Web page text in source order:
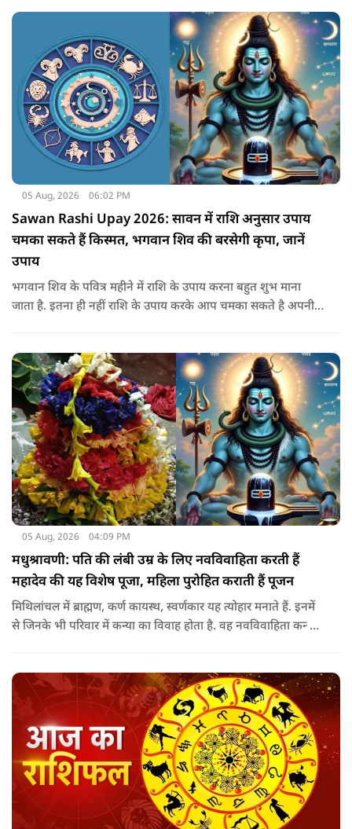
सकता है.
05 Aug, 2026 06:02 PM
Sawan Rashi Upay 2026: सावन में राशि अनुसार उपाय
चमका सकते हैं किस्मत, भगवान शिव की बरसेगी कृपा, जानें
उपाय
भगवान शिव के पवित्र महीने में राशि के उपाय करना बहुत शुभ माना
जाता है. इतना ही नहीं राशि के उपाय करके आप चमका सकते है अपनी
05 Aug, 2026 04:09 PM
मधुश्रावणी: पति की लंबी उम्र के लिए नवविवाहिता करती हैं
महादेव की यह विशेष पूजा, महिला पुरोहित कराती हैं पूजन
मिथिलांचल में ब्राह्मण, कर्ण कायस्थ, स्वर्णकार यह त्योहार मनाते हैं. इनमें
से जिनके भी परिवार में कन्या का विवाह होता है. वह नवविवाहिता कन्या